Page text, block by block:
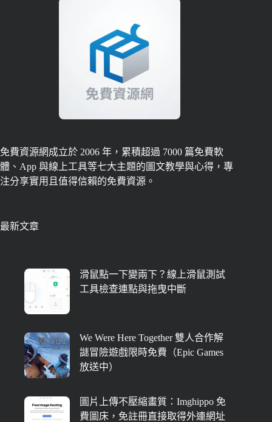
免費資源網成立於 2006 年，累積超過 7000 篇免費軟
體、App 與線上工具等七大主題的圖文教學與心得，專
注分享實用且值得信賴的免費資源。
最新文章
滑鼠點一下變兩下？線上滑鼠測試
工具檢查連點與拖曳中斷
We Were Here Together 雙人合作解
謎冒險遊戲限時免費（Epic Games
放送中）
圖片上傳不壓縮畫質：Imghippo 免
費圖床，免註冊直接取得外連網址